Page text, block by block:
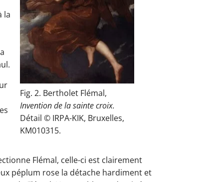
Fig. 2. Bertholet Flémal,
Invention de la sainte croix.
Détail © IRPA-KIK, Bruxelles,
KM010315.
la
Flémal, celle-ci est clairement
péplum rose la détache hardiment et